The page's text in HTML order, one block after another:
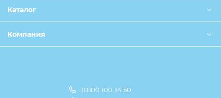
Каталог
Компания
8 800 100 34 50